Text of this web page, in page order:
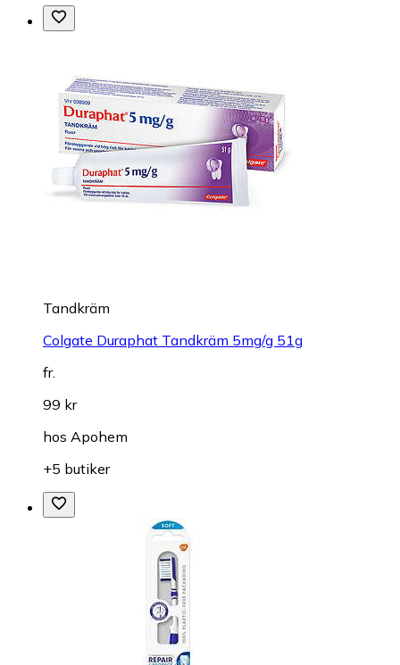
Tandkräm
Colgate Duraphat Tandkräm 5mg/g 51g
fr.
99 kr
hos Apohem
+5 butiker